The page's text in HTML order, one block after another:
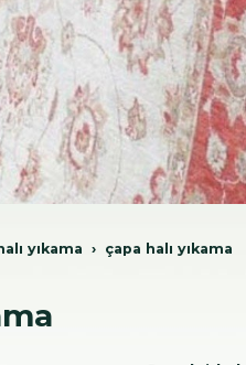
yikama çapa halı yıkama